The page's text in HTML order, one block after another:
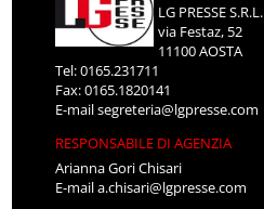
LG PRESSE S.R.L.
via Festaz, 52
11100 AOSTA
Tel: 0165.231711
Fax: 0165.1820141
E-mailsegreteria@lgpresse.com
RESPONSABILE DI AGENZIA
Arianna Gori Chisari
E-maila.chisari@lgpresse.com